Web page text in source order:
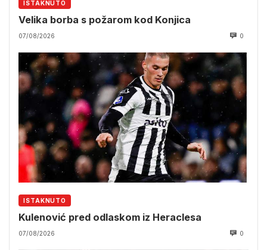
ISTAKNUTO
Velika borba s požarom kod Konjica
07/08/2026 0
ISTAKNUTO
Kulenović pred odlaskom iz Heraclesa
07/08/2026 0